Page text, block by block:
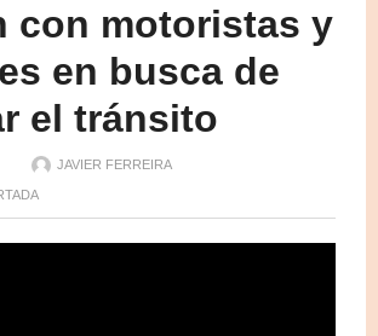
con motoristas y
en busca de
el tránsito
JAVIER FERREIRA